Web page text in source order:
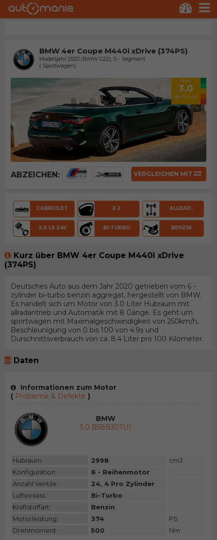
BMW 4er Coupe M440i xDrive (374PS)
Modelljahr 2020 (BMW G22), S - Segment
( Sportwagen)
Note
3.0
der Fahrer
ABZEICHEN: VERGLEICHEN MIT
CABRIOLET X 2 ALLRAD.
3.0 L6 24V BI-TURBO BENZIN
Kurz über BMW 4er Coupe M440i xDrive
(374PS)
Deutsches Auto aus dem Jahr 2020 getrieben vom 6 -
zylinder bi-turbo benzin aggregat, hergestellt von BMW.
Es handelt sich um Motor von 3.0 Liter Hubraum mit
allradantrieb und Automatik mit 8 Gänge. Es geht um
sportwagen mit Maximalgeschwindigkeit von 250km/h,
Beschleunigung von 0 bis 100 von 4.9s und
Durschnittsverbrauch von ca. 8.4 Liter pro 100 Kilometer.
Daten
Informationen zum Motor
(Probleme & Defekte )
BMW
3.0 B58B30TÜ1
Hubraum: 2998
cm3
Konfiguration:
6 - Reihenmotor
Anzahl Ventile:
24, 4 Pro Zylinder
Lufteinlass:
Bi-Turbo
Kraftstoffart:
Benzin
Motorleistung:
374
PS
Drehmoment:
500 Nm